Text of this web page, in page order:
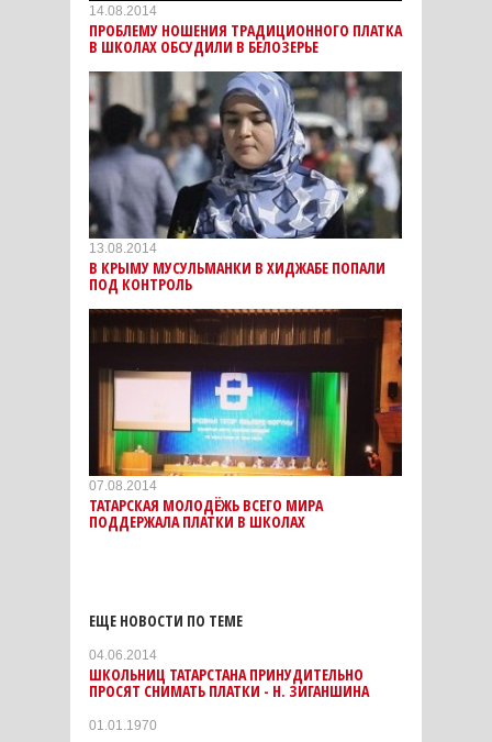
14.08.2014
ПРОБЛЕМУ НОШЕНИЯ ТРАДИЦИОННОГО ПЛАТКА
В ШКОЛАХ ОБСУДИЛИ В БЕЛОЗЕРЬЕ
13.08.2014
В КРЫМУ МУСУЛЬМАНКИ В ХИДЖАБЕ ПОПАЛИ
ПОД КОНТРОЛЬ
07.08.2014
ТАТАРСКАЯ МОЛОДЁЖЬ ВСЕГО МИРА
ПОДДЕРЖАЛА ПЛАТКИ В ШКОЛАХ
ЕЩЕ НОВОСТИ ПО ТЕМЕ
04.06.2014
ШКОЛЬНИЦ ТАТАРСТАНА ПРИНУДИТЕЛЬНО
ПРОСЯТ СНИМАТЬ ПЛАТКИ - Н. ЗИГАНШИНА
01.01.1970